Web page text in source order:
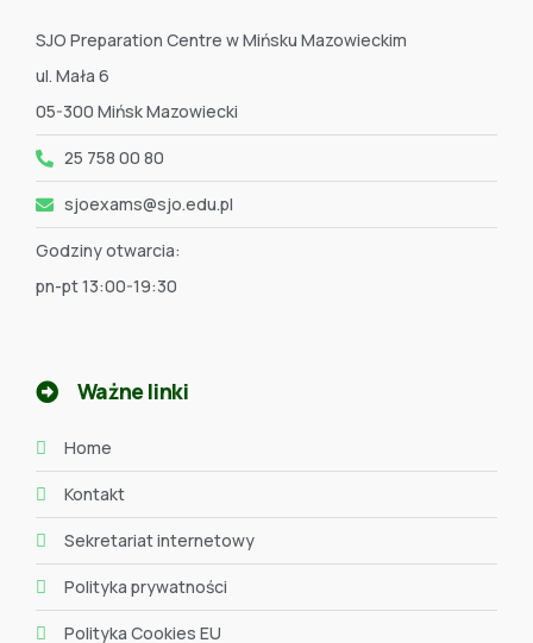
SJO Preparation Centre w Mińsku Mazowieckim
ul. Mała 6
05-300 Mińsk Mazowiecki
25 758 00 80
sjoexams@sjo.edu.pl
Godziny otwarcia:
pn-pt 13:00-19:30
Ważne linki
Home
Kontakt
Sekretariat internetowy
Polityka prywatności
Polityka Cookies EU